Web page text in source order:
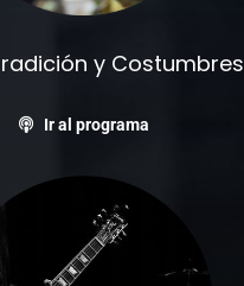
y Costumbres
Ir al programa